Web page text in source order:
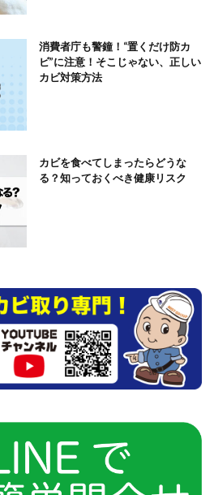
消費者庁も警鐘！“置くだけ防カ
ビ”に注意！そこじゃない、正しい
カビ対策方法
カビを食べてしまったらどうな
る？知っておくべき健康リスク